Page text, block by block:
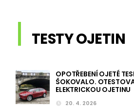
TESTY OJETIN
OPOTŘEBENÍ OJETÉ
ŠOKOVALO.
ELEKTRICKOU OJETINU
20. 4. 2026